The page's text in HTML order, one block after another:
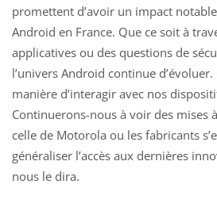
promettent d’avoir un impact
Android en France. Que ce soit à
applicatives ou des questions de
l’univers Android continue
manière d’interagir avec nos
Continuerons-nous à voir des mises
celle de Motorola ou les fabricants
généraliser l’accès aux dernières
nous le dira.